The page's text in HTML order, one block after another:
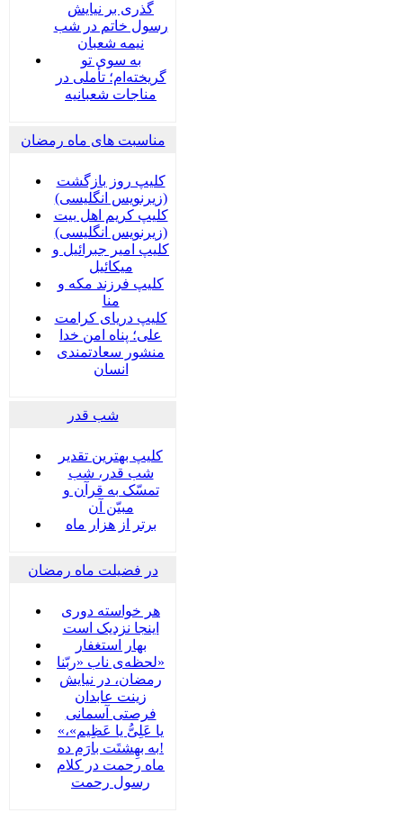
گذری بر نیایش
رسول خاتم در شب
نیمه شعبان
به سوی تو
گریخته‌ام؛ تأملی در
مناجات شعبانیه
مناسبت های ماه رمضان
کلیپ روز بازگشت
(زیرنویس انگلیسی)
کلیپ کریم اهل بیت
(زیرنویس انگلیسی)
کلیپ امیر جبرائیل و
میکائیل
کلیپ فرزند مکه و
منا
کلیپ دریای کرامت
علی؛ پناه امن خدا
منشور سعادتمندی
انسان
شب قدر
کلیپ بهترین تقدیر
شب قدر، شب
تمسّک به قرآن و
مبیّن آن
برتر از هزار ماه
در فضیلت ماه رمضان
هر خواسته دوری
اینجا نزدیک است
بهار استغفار
لحظه‌ی ناب «ربّنا»
رمضان، در نیایش
زینت عابدان
فرصتی آسمانی
«یا عَلِیُّ یا عَظِیم»،
به بهِشتَت بارَم ده!
ماه رحمت در کلام
رسول رحمت